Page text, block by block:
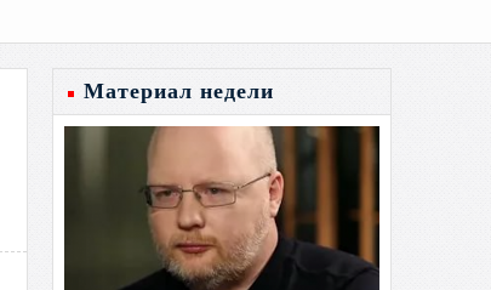
Материал недели